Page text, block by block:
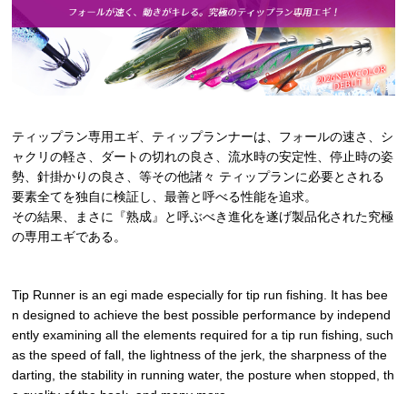
ティップラン専用エギ、ティップランナーは、フォールの速さ、シ
ャクリの軽さ、ダートの切れの良さ、流水時の安定性、停止時の姿
勢、針掛かりの良さ、等その他諸々 ティップランに必要とされる
要素全てを独自に検証し、最善と呼べる性能を追求。
その結果、まさに『熟成』と呼ぶべき進化を遂げ製品化された究極
の専用エギである。
Tip Runner is an egi made especially for tip run fishing. It has bee
n designed to achieve the best possible performance by independ
ently examining all the elements required for a tip run fishing, such
as the speed of fall, the lightness of the jerk, the sharpness of the
darting, the stability in running water, the posture when stopped, th